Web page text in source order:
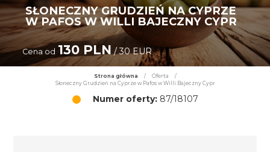
SŁONECZNY GRUDZIEŃ NA CYPRZE
W PAFOS W WILLI BAJECZNY CYPR
Cena od 130 PLN/ 30 EUR
Strona główna / Oferta
/
Słoneczny Grudzień na Cyprze w Pafos w Willi Bajeczny Cypr
Numer oferty:87/18107